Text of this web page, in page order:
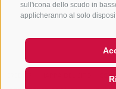
sull'icona dello scudo in
applicheranno al solo